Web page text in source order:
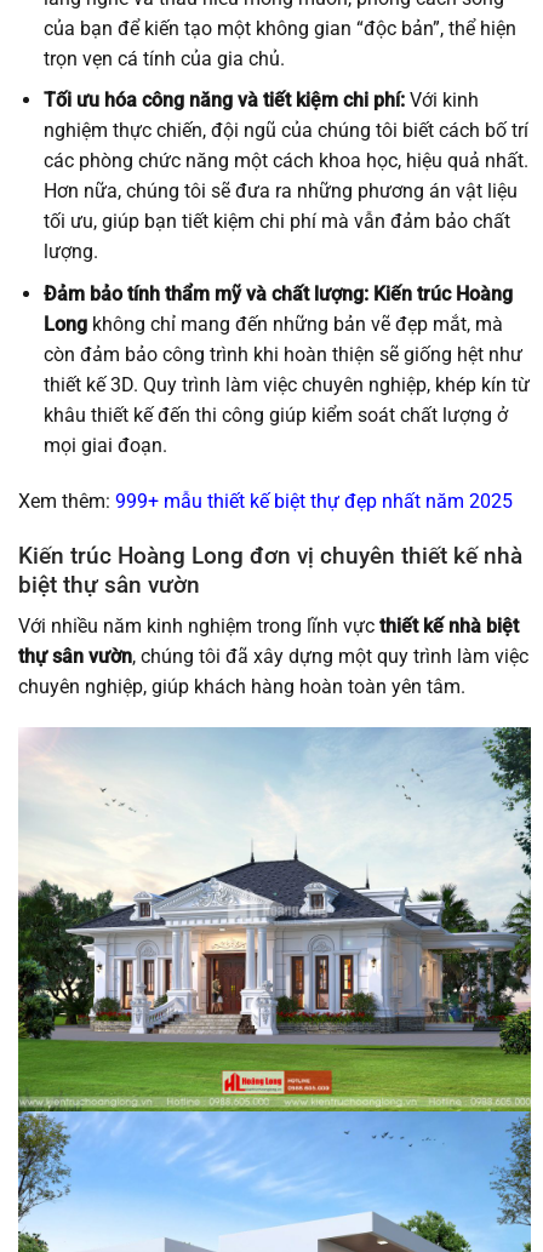
của bạn để kiến tạo một không gian “độc bản”, thể hiện
trọn vẹn cá tính của gia chủ.
Tối ưu hóa công năng và tiết kiệm chi phí:Với kinh
nghiệm thực chiến, đội ngũ của chúng tôi biết cách bố trí
các phòng chức năng một cách khoa học, hiệu quả nhất.
Hơn nữa, chúng tôi sẽ đưa ra những phương án vật liệu
tối ưu, giúp bạn tiết kiệm chi phí mà vẫn đảm bảo chất
lượng.
Đảm bảo tính thẩm mỹ và chất lượng: Kiến trúc Hoàng
Longkhông chỉ mang đến những bản vẽ đẹp mắt, mà
còn đảm bảo công trình khi hoàn thiện sẽ giống hệt như
thiết kế 3D. Quy trình làm việc chuyên nghiệp, khép kín từ
khâu thiết kế đến thi công giúp kiểm soát chất lượng ở
mọi giai đoạn.
Xem thêm: 999+ mẫu thiết kế biệt thự đẹp nhất năm 2025
Kiến trúc Hoàng Long đơn vị chuyên thiết kế nhà
biệt thự sân vườn
Với nhiều năm kinh nghiệm trong lĩnh vực thiết kế nhà biệt
thự sân vườn, chúng tôi đã xây dựng một quy trình làm việc
chuyên nghiệp, giúp khách hàng hoàn toàn yên tâm.